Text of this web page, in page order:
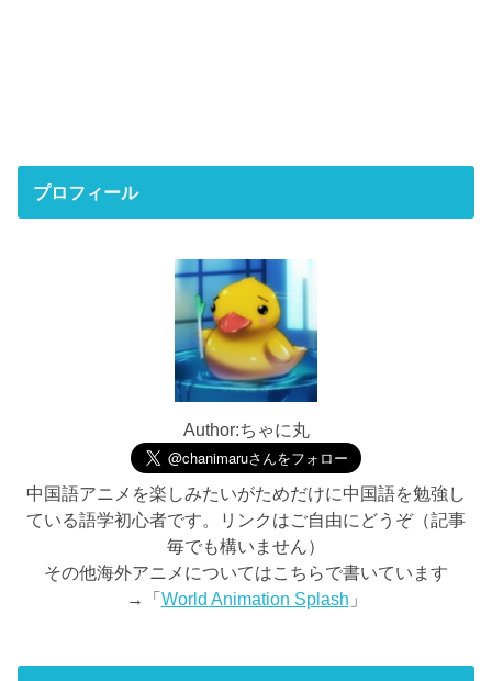
プロフィール
Author:ちゃに丸
中国語アニメを楽しみたいがためだけに中国語を勉強し
ている語学初心者です。リンクはご自由にどうぞ（記事
毎でも構いません）
その他海外アニメについてはこちらで書いています
→「World Animation Splash 」